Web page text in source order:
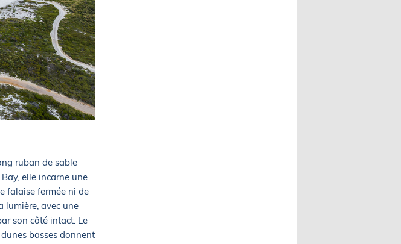
ruban de sable
elle incarne une
falaise fermée ni de
lumière, avec une
son côté intact. Le
basses donnent